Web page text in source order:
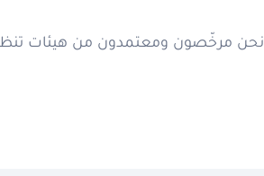
نحن مرخّصون ومعتمدون من هيئات